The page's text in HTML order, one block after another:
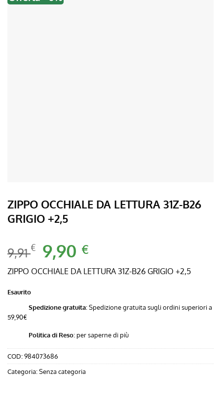
ZIPPO OCCHIALE DA LETTURA 31Z-B26
GRIGIO +2,5
9,91€ Il
prezzo
originale
9,90 €
attuale
ZIPPO OCCHIALE DA LETTURA 31Z-B26 GRIGIO +2,5
Esaurito
Spedizione gratuita: Spedizione gratuita sugli ordini superiori a
59,90€
Politica di Reso:per saperne di più
COD:984073686
Categoria:Senza categoria